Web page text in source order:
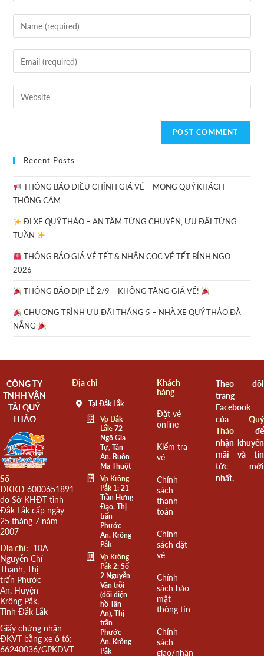
Recent Posts
THÔNG BÁO ĐIỀU CHỈNH GIÁ VÉ – MONG QUÝ KHÁCH
THÔNG CẢM
ĐI XE QUÝ THẢO – AN TÂM TỪNG CHUYẾN, ƯU ĐÃI TỪNG
TUẦN
THÔNG BÁO GIÁ VÉ TẾT & NHẬN CỌC VÉ TẾT BÍNH NGỌ
2026
THÔNG BÁO DỊP LỄ 2/9 – KHÔNG TĂNG GIÁ VÉ!
CHƯƠNG TRÌNH ƯU ĐÃI THÁNG 5 – NHÀ XE QUÝ THẢO ĐÀ
NẴNG
CÔNG TY
TNHH VẬN
TẢI QUÝ
THẢO
Số
ĐKKD 6000651891
do Sở KHĐT tỉnh
Đắk Lắk cấp ngày
25 tháng 7 năm
2007
Đia chỉ: 10A
Nguyễn Chí
Thanh, Thị
trấn Phước
An, Huyện
Krông Pắk,
Tỉnh Đắk Lắk
Giấy chứng nhận
ĐKVT bằng xe ô tô:
66240036/GPKDVT
Địa chỉ
Tại Đắk Lắk
Vp Đắk
Lắk:72
Ngô Gia
Tự, Tân
An, Buôn
Ma Thuột
Vp Krông
Pắk 1:21
Trần Hưng
Đạo. Thị
trấn
Phước
An. Krông
Pắk
Vp Krông
Pắk 2:Số
2 Nguyễn
Văn trỗi
(đối diện
hồ Tân
An), Thị
trấn
Phước
An, Krông
Pắk
Khách
hàng
Đặt vé
online
Kiểm tra
vé
Chính
sách
thanh
toán
Chính
sách đặt
vé
Chính
sách bảo
mật
thông tin
Chính
sách
giao/nhận
Theo dõi
trang
Facebook
của Quý
Thảođể
nhận khuyến
mãi và tin
tức mới
nhất.